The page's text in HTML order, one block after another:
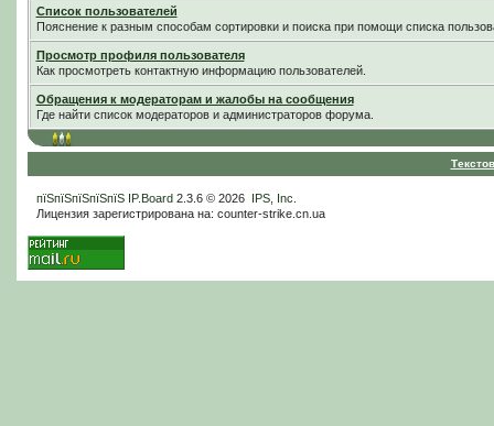
Список пользователей
Пояснение к разным способам сортировки и поиска при помощи списка
Просмотр профиля пользователя
Как просмотреть контактную информацию пользователей.
Обращения к модераторам и жалобы на сообщения
Где найти список модераторов и администраторов форума.
пїЅпїЅпїЅпїЅпїЅ IP.Board2.3.6 © 2026 IPS, Inc
Лицензия зарегистрирована на: counter-strike.cn.ua